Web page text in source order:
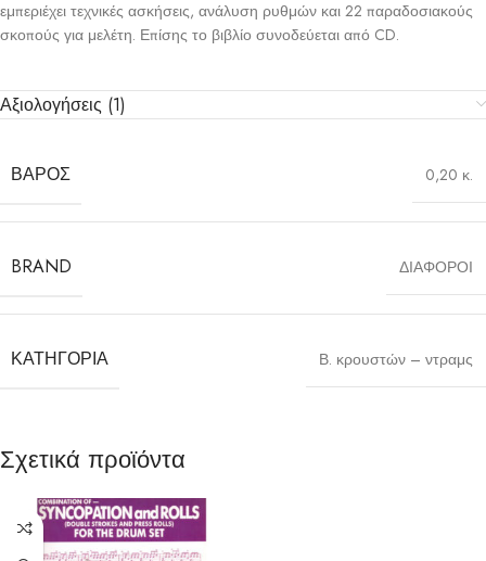
εμπεριέχει τεχνικές ασκήσεις, ανάλυση ρυθμών και 22 παραδοσιακούς
σκοπούς για μελέτη. Επίσης το βιβλίο συνοδεύεται από CD.
Αξιολογήσεις (1)
ΒΆΡΟΣ 0,20 κ.
BRAND ΔΙΑΦΟΡΟΙ
ΚΑΤΗΓΟΡΊΑ Β. κρουστών – ντραμς
Σχετικά προϊόντα